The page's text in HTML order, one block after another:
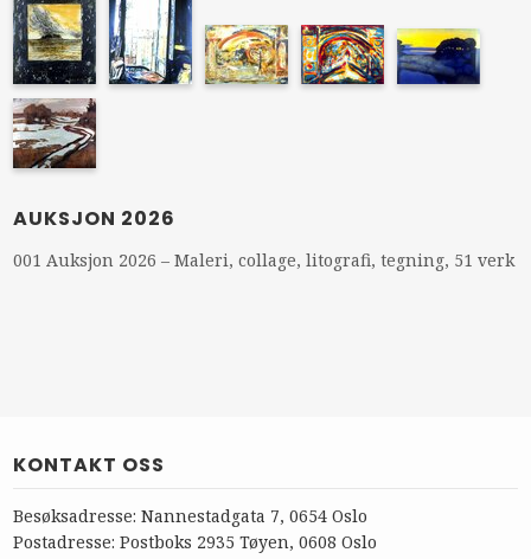
AUKSJON 2026
001 Auksjon 2026 – Maleri, collage, litografi, tegning, 51 verk
KONTAKT OSS
Besøksadresse: Nannestadgata 7, 0654 Oslo
Postadresse: Postboks 2935 Tøyen, 0608 Oslo